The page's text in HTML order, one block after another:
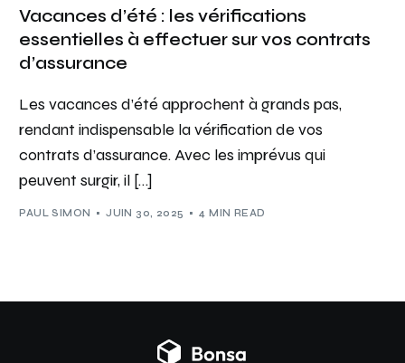
Vacances d’été : les vérifications
essentielles à effectuer sur vos contrats
d’assurance
Les vacances d’été approchent à grands pas,
rendant indispensable la vérification de vos
contrats d’assurance. Avec les imprévus qui
peuvent surgir, il […]
PAUL SIMON JUIN 30, 2025 4 MIN READ